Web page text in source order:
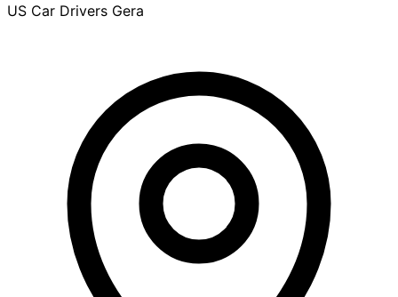
US Car Drivers Gera